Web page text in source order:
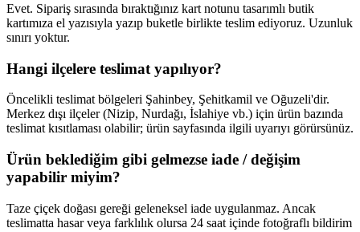
Evet. Sipariş sırasında bıraktığınız kart notunu tasarımlı butik
kartımıza el yazısıyla yazıp buketle birlikte teslim ediyoruz. Uzunluk
sınırı yoktur.
Hangi ilçelere teslimat yapılıyor?
Öncelikli teslimat bölgeleri Şahinbey, Şehitkamil ve Oğuzeli'dir.
Merkez dışı ilçeler (Nizip, Nurdağı, İslahiye vb.) için ürün bazında
teslimat kısıtlaması olabilir; ürün sayfasında ilgili uyarıyı görürsünüz.
Ürün beklediğim gibi gelmezse iade / değişim
yapabilir miyim?
Taze çiçek doğası gereği geleneksel iade uygulanmaz. Ancak
teslimatta hasar veya farklılık olursa 24 saat içinde fotoğraflı bildirim